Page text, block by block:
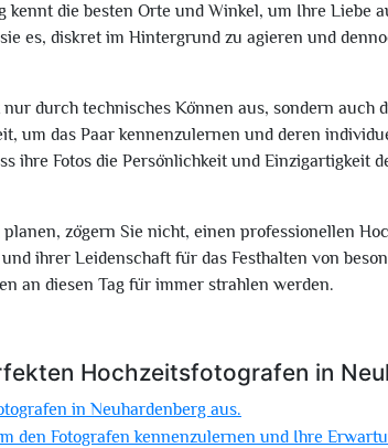
die besten Orte und Winkel, um Ihre Liebe
es, diskret im Hintergrund zu agieren und
durch technisches Können aus, sondern auch
um das Paar kennenzulernen und deren
ihre Fotos die Persönlichkeit und Einzigartigkeit
zögern Sie nicht, einen professionellen
ihrer Leidenschaft für das Festhalten von
an diesen Tag für immer strahlen werden.
Hochzeitsfotografen in
in Neuhardenberg aus.
den Fotografen kennenzulernen und Ihre